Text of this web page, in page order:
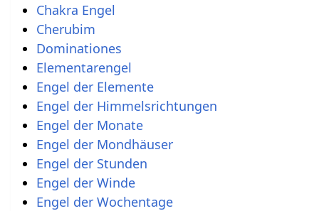
Chakra Engel
Cherubim
Dominationes
Elementarengel
Engel der Elemente
Engel der Himmelsrichtungen
Engel der Monate
Engel der Mondhäuser
Engel der Stunden
Engel der Winde
Engel der Wochentage